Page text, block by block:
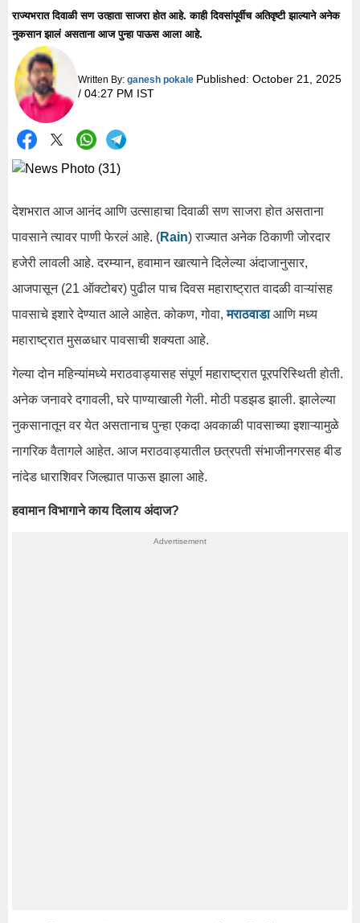
राज्यभरात दिवाळी सण उत्हाता साजरा होत आहे. काही दिवसांपूर्वीच अतिवृष्टी झाल्याने अनेक
नुकसान झालं असताना आज पुन्हा पाऊस आला आहे.
Written By: ganesh pokale Published: October 21, 2025
/ 04:27 PM IST
देशभरात आज आनंद आणि उत्साहाचा दिवाळी सण साजरा होत असताना
पावसाने त्यावर पाणी फेरलं आहे. (Rain) राज्यात अनेक ठिकाणी जोरदार
हजेरी लावली आहे. दरम्यान, हवामान खात्याने दिलेल्या अंदाजानुसार,
आजपासून (21 ऑक्टोबर) पुढील पाच दिवस महाराष्ट्रात वादळी वाऱ्यांसह
पावसाचे इशारे देण्यात आले आहेत. कोकण, गोवा,मराठवाडा आणि मध्य
महाराष्ट्रात मुसळधार पावसाची शक्यता आहे.
गेल्या दोन महिन्यांमध्ये मराठवाड्यासह संपूर्ण महाराष्ट्रात पूरपरिस्थिती होती.
अनेक जनावरे दगावली, घरे पाण्याखाली गेली. मोठी पडझड झाली. झालेल्या
नुकसानातून वर येत असतानाच पुन्हा एकदा अवकाळी पावसाच्या इशाऱ्यामुळे
नागरिक वैतागले आहेत. आज मराठवाड्यातील छत्रपती संभाजीनगरसह बीड
नांदेड धाराशिवर जिल्ह्यात पाऊस झाला आहे.
हवामान विभागाने काय दिलाय अंदाज?